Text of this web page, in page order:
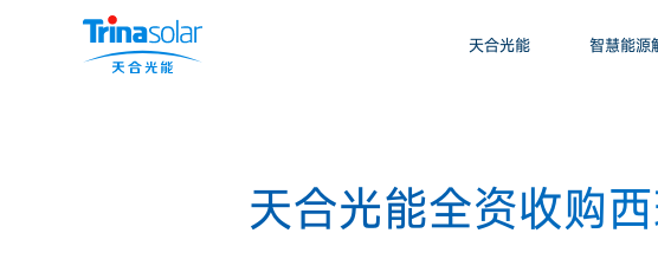
天合光能 智慧能源
天合光能全资收购